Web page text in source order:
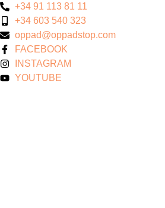
+34 91 113 81 11
+34 603 540 323
oppad@oppadstop.com
FACEBOOK
INSTAGRAM
YOUTUBE